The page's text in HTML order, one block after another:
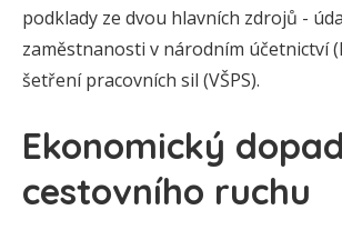
podklady ze dvou hlavních zdrojů -
zaměstnanosti v národním účetnictví
šetření pracovních sil (VŠPS).
Ekonomický dopad
cestovního ruchu